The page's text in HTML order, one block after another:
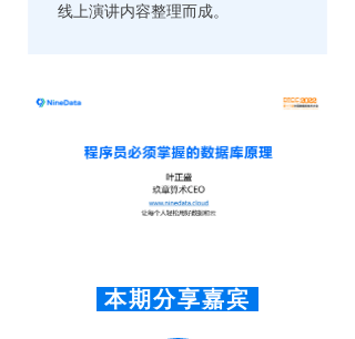
线上演讲内容整理而成。
本期分享嘉宾